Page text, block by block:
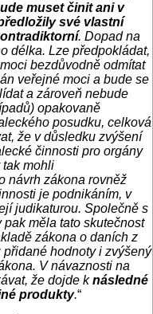
muset činit ani v
své vlastní
. Dopad na
délka. Lze předpokládat,
bezdůvodně odmítat
veřejné moci a bude se
a zároveň nebude
opakovaně
posudku, celková
že v důsledku zvýšení
činnosti pro orgány
tak mohli
návrh zákona rovněž
je podnikáním, v
judikaturou. Společně s
měla tato skutečnost
zákona o daních z
hodnoty i zvýšený
V návaznosti na
že dojde knásledné
produkty.“